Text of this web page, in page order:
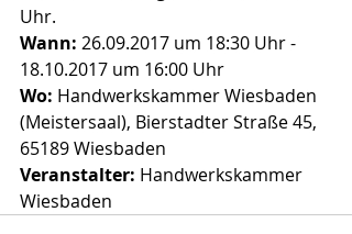
Uhr.
Wann: 26.09.2017 um 18:30 Uhr -
18.10.2017 um 16:00 Uhr
Wo: Handwerkskammer Wiesbaden
(Meistersaal), Bierstadter Straße 45,
65189 Wiesbaden
Veranstalter: Handwerkskammer
Wiesbaden